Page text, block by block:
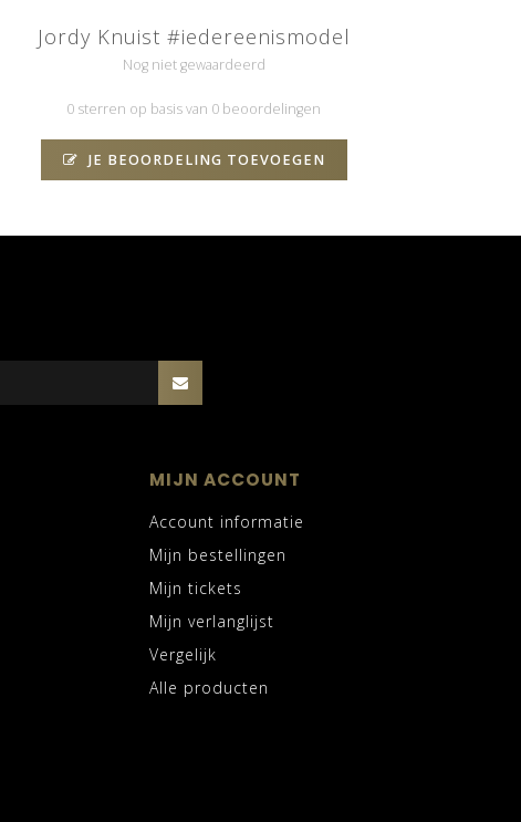
Jordy Knuist #iedereenismodel
Nog niet gewaardeerd
0 sterren op basis van 0 beoordelingen
JE BEOORDELING TOEVOEGEN
MIJN ACCOUNT
Account informatie
Mijn bestellingen
Mijn tickets
Mijn verlanglijst
Vergelijk
Alle producten